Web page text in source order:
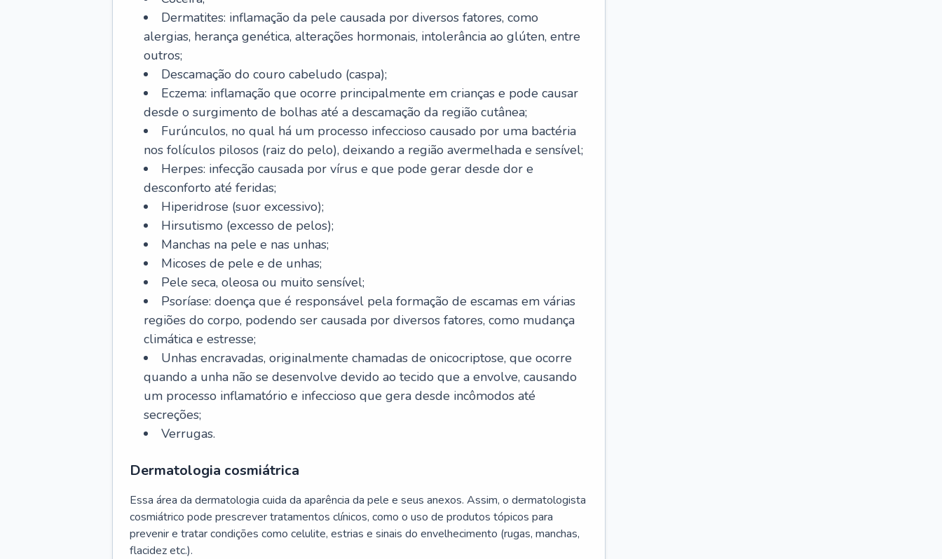
Dermatites: inflamação da pele causada por diversos fatores, como
alergias, herança genética, alterações hormonais, intolerância ao glúten, entre
outros;
Descamação do couro cabeludo (caspa);
Eczema: inflamação que ocorre principalmente em crianças e pode causar
desde o surgimento de bolhas até a descamação da região cutânea;
Furúnculos, no qual há um processo infeccioso causado por uma bactéria
nos folículos pilosos (raiz do pelo), deixando a região avermelhada e sensível;
Herpes: infecção causada por vírus e que pode gerar desde dor e
desconforto até feridas;
Hiperidrose (suor excessivo);
Hirsutismo (excesso de pelos);
Manchas na pele e nas unhas;
Micoses de pele e de unhas;
Pele seca, oleosa ou muito sensível;
Psoríase: doença que é responsável pela formação de escamas em várias
regiões do corpo, podendo ser causada por diversos fatores, como mudança
climática e estresse;
Unhas encravadas, originalmente chamadas de onicocriptose, que ocorre
quando a unha não se desenvolve devido ao tecido que a envolve, causando
um processo inflamatório e infeccioso que gera desde incômodos até
secreções;
Verrugas.
Dermatologia cosmiátrica
Essa área da dermatologia cuida da aparência da pele e seus anexos. Assim, o dermatologista
cosmiátrico pode prescrever tratamentos clínicos, como o uso de produtos tópicos para
prevenir e tratar condições como celulite, estrias e sinais do envelhecimento (rugas, manchas,
flacidez etc.).